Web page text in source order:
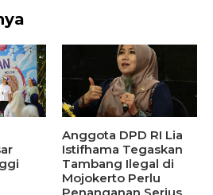
Anggota DPD RI Lia
Istifhama Tegaskan
Tambang Ilegal di
Mojokerto Perlu